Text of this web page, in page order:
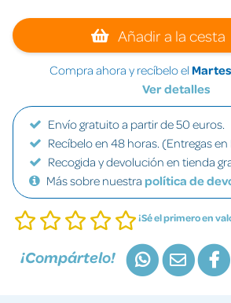
Añadir a la cesta
Compra ahora y recíbelo el
Ver detalles
Envío gratuito a partir de 50 euros.
Recíbelo en 48 horas. (Entregas
Recogida y devolución en tienda
Más sobre nuestra política de
¡Sé el primero en
¡Compártelo!